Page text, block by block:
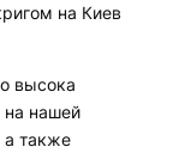
на Киев
высока
на нашей
а также